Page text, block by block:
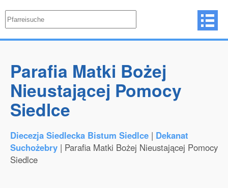
Parafia Matki Bożej
Nieustającej Pomocy
Siedlce
Diecezja Siedlecka Bistum Siedlce | Dekanat
Suchożebry | Parafia Matki Bożej Nieustającej Pomocy
Siedlce